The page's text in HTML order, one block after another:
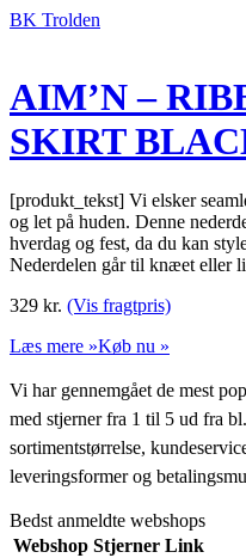
BK Trolden
AIM’N –
SKIRT
[produkt_tekst] Vi elsker
og let på huden. Denne
hverdag og fest, da du kan
Nederdelen går til knæet eller
329 kr. (Vis fragtpris)
Læs mere »Køb nu »
Vi har gennemgået de mest
med stjerner fra 1 til 5 ud fra
sortimentstørrelse,
leveringsformer og
Bedst anmeldte webshops
Webshop Stjerner Link